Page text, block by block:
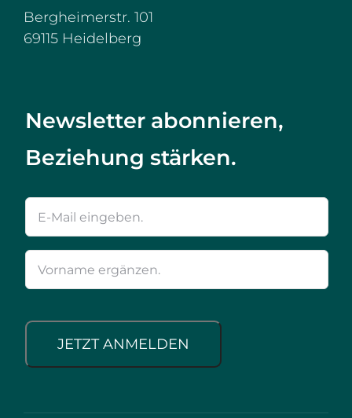
Bergheimerstr. 101
69115 Heidelberg
Newsletter abonnieren,
Beziehung stärken.